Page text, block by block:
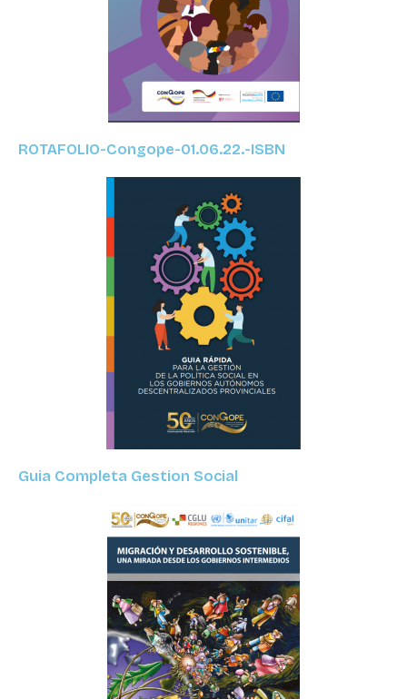
ROTAFOLIO-Congope-01.06.22.-ISBN
Guia Completa Gestion Social